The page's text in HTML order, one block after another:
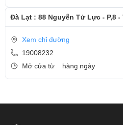
Đà Lạt : 88 Nguyễn Tử Lực - P,8 -
Xem chỉ đường
19008232
Mở cửa từ
hàng ngày